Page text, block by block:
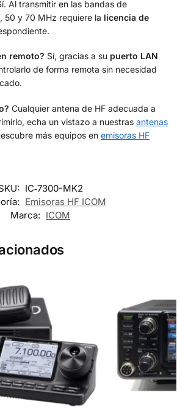
Al transmitir en las bandas de
50 y 70 MHz requiere la licencia de
remoto? Sí, gracias a su puerto LAN
de forma remota sin necesidad
Cualquier antena de HF adecuada a
echa un vistazo a nuestras antenas
más equipos en emisoras HF
IC‑7300-MK2
Emisoras HF ICOM
Marca: ICOM